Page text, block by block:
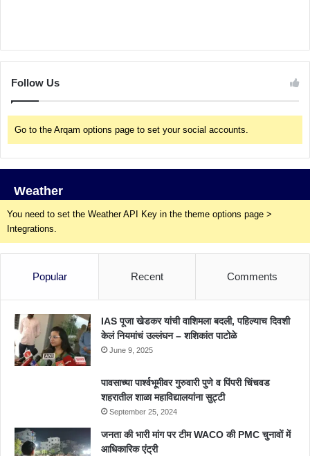
Follow Us
Go to the Arqam options page to set your social accounts.
Weather
You need to set the Weather API Key in the theme options page >
Integrations.
Popular Recent Comments
IAS पूजा खेडकर यांची वाशिमला बदली, पहिल्याच दिवशी
केलं नियमांचं उल्लंघन – शशिकांत पाटोळे
June 9, 2025
पावसाच्या पार्श्वभूमीवर गुरुवारी पुणे व पिंपरी चिंचवड
शहरातील शाळा महाविद्यालयांना सुट्टी
September 25, 2024
जनता की भारी मांग पर टीम WACO की PMC चुनावों में
आधिकारिक एंट्री